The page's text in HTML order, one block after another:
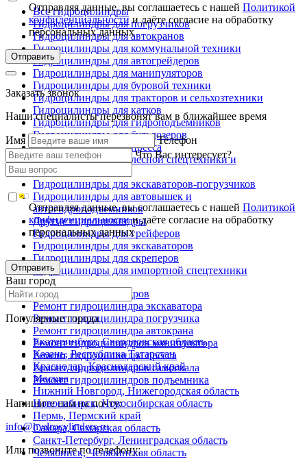
Все гидроцилиндры
Гидроцилиндры для погрузчиков
Гидроцилиндры для автокранов
Гидроцилиндры для коммунальной техники
Гидроцилиндры для автогрейдеров
Гидроцилиндры для манипуляторов
Гидроцилиндры для буровой техники
Гидроцилиндры для тракторов и сельхозтехники
Гидроцилиндры для катков
Гидроцилиндры для гидроподъемников
Гидроцилиндры для бульдозеров
Гидроцилиндры для пресса
Гидроцилиндры для лесной спецтехники и
металловозов
Гидроцилиндры для экскаваторов-погрузчиков
Гидроцилиндры для автовышек и
автогидроподъемников
Другие гидроцилиндры
Гидроцилиндры для грейферов
Гидроцилиндры для экскаваторов
Гидроцилиндры для скреперов
Гидроцилиндры для импортной спецтехники
Ремонт гидроцилиндров
Ремонт гидроцилиндра экскаватора
Ремонт гидроцилиндра погрузчика
Ремонт гидроцилиндра автокрана
Ремонт гидроцилиндров манипулятора
Ремонт гидроцилиндра пресса
Ремонт гидроцилиндров самосвала
Ремонт гидроцилиндров подъемника
Напишите нам на почту:
info@hydrocylinders.ru
Или позвоните по телефону:
Отправляя данные, вы соглашаетесь с нашейПолитикой
конфиденциальностии даёте согласие на обработку
персональных данных
Отправить
Заказать звонок
Наши специалисты перезвонят вам в ближайшее время
Имя
Телефон
Что Вас интересует?
Отправляя данные, вы соглашаетесь с нашейПолитикой
конфиденциальностии даёте согласие на обработку
персональных данных
Отправить
Ваш город
Популярные города
Екатеринбург, Свердловская область
Казань, Республика Татарстан
Краснодар, Краснодарский край
Москва
Нижний Новгород, Нижегородская область
Новосибирск, Новосибирская область
Пермь, Пермский край
Самара, Самарская область
Санкт-Петербург, Ленинградская область
Челябинск, Челябинская область